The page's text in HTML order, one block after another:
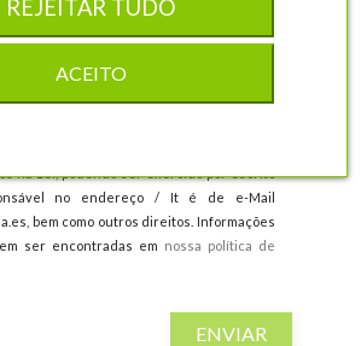
de dados para o qual você dá o
actividade e não serão cedidos a terceiros,
legal. Tem o direito de aceder, rectificar ou
na Lei, podendo ser exercido por escrito
no endereço / It é de e-Mail
bem como outros direitos. Informações
ser encontradas em nossa política de
REJEITAR TUDO
ACEITO